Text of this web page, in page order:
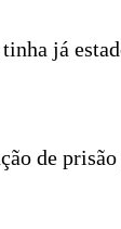
já
de